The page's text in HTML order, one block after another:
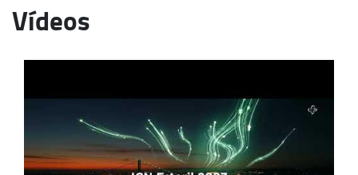
Vídeos